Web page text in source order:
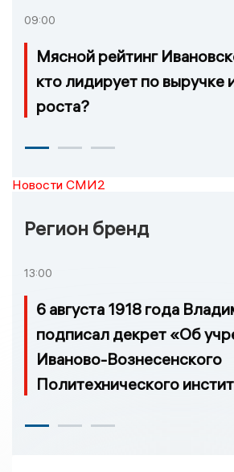
09:00
Мясной рейтинг
кто лидирует по выручке
роста?
Новости СМИ2
Регион бренд
13:00
6 августа 1918 года
подписал декрет «Об
Иваново-Вознесенского
Политехнического